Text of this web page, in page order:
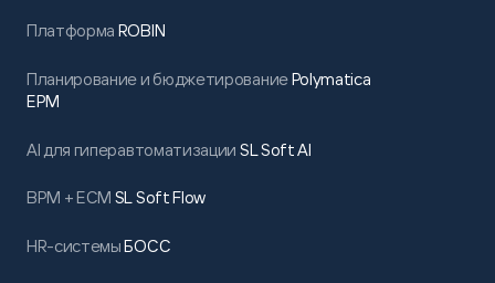
Платформа ROBIN
Планирование и бюджетированиеPolymatica
EPM
AI для гиперавтоматизации SL Soft AI
BPM + ECM SL Soft Flow
HR-системыБОСС